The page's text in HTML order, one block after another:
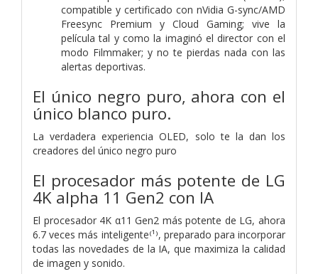
compatible y certificado con nVidia G-sync/AMD
Freesync Premium y Cloud Gaming; vive la
película tal y como la imaginó el director con el
modo Filmmaker; y no te pierdas nada con las
alertas deportivas.
El único negro puro, ahora con el
único blanco puro.
La verdadera experiencia OLED, solo te la dan los
creadores del único negro puro
El procesador más potente de LG
4K alpha 11 Gen2 con IA
El procesador 4K α11 Gen2 más potente de LG, ahora
6.7 veces más inteligente⁽¹⁾, preparado para incorporar
todas las novedades de la IA, que maximiza la calidad
de imagen y sonido.